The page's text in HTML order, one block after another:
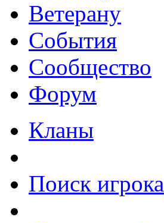
Ветерану
События
Сообщество
Форум
Кланы
Поиск игрока